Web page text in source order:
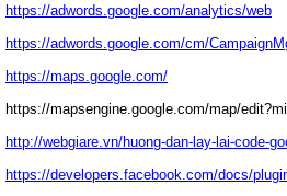
https://adwords.google.com/analytics/web
https://adwords.google.com/cm/
https://maps.google.com/
https://mapsengine.google.com/map/
http://webgiare.vn/huong-dan-lay-lai-code-
https://developers.facebook.com/docs/